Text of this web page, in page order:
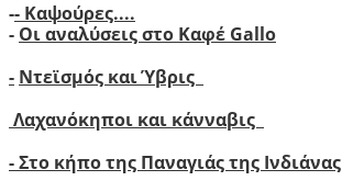
-- Καψούρες....
- Οι αναλύσεις στο Καφέ Gallo
- Ντεϊσμός και Ύβρις
Λαχανόκηποι και κάνναβις
- Στο κήπο της Παναγιάς της Ινδιάνας